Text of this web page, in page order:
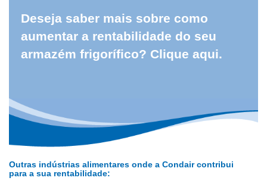
Deseja saber mais sobre como
aumentar a rentabilidade do seu
armazém frigorífico? Clique aqui.
Outras indústrias alimentares onde a Condair contribui
para a sua rentabilidade: